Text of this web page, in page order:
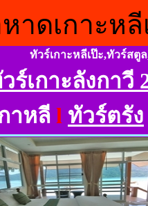
าดเกาะห
ทัวร์เกาะหลีเป๊ะ,ทัวร์สตู
ร์เกาะลังกาวี
าหลี l ทัวร์ตรัง